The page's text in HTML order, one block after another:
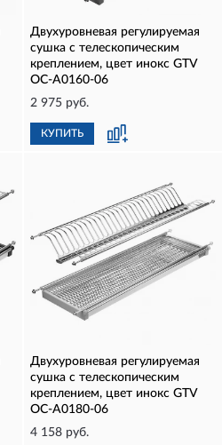
Двухуровневая регулируемая
сушка с телескопическим
креплением, цвет инокс GTV
OC-A0160-06
2 975 руб.
КУПИТЬ
Двухуровневая регулируемая
сушка с телескопическим
креплением, цвет инокс GTV
OC-A0180-06
4 158 руб.